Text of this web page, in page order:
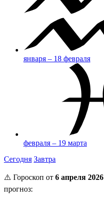
января – 18 февраля
февраля – 19 марта
Сегодня Завтра
⚠️ Гороскоп от 6 апреля 2026
прогноз: